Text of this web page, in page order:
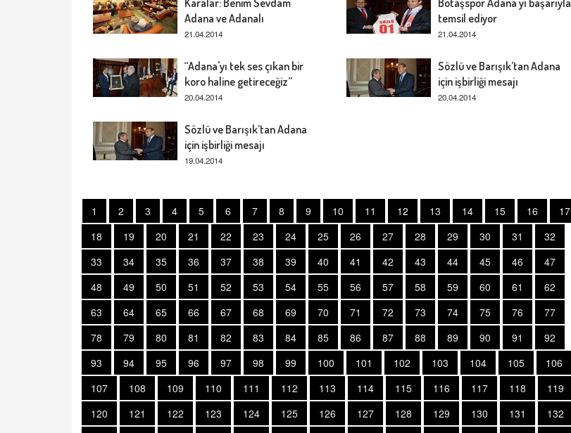
Adana ve Adanalı
21.04.2014
temsil ediyor
21.04.2014
“Adana'yı tek ses çıkan bir
koro haline getireceğiz”
20.04.2014
Sözlü ve Barışık’tan Adana
için işbirliği mesajı
20.04.2014
Sözlü ve Barışık’tan Adana
için işbirliği mesajı
19.04.2014
1 2 3 4 5 6 7 8 9 10 11 12 13 14 15 16
17
18
19 20 21 22 23 24 25 26 27 28 29 30 31
32
33
34 35 36 37 38 39 40 41 42 43 44 45 46
47
48
49 50 51 52 53 54 55 56 57 58 59 60 61
62
63
64 65 66 67 68 69 70 71 72 73 74 75 76
77
78
79 80 81 82 83 84 85 86 87 88 89 90 91
92
93
94 95 96 97 98 99 100 101 102 103 104 105
106
107
108 109 110 111 112 113 114 115 116 117 118
119
120
121 122 123 124 125 126 127 128 129 130 131
132